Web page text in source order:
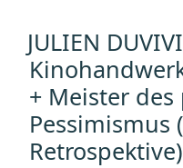
JULIEN
+ Meister
Pessimismus
Retrospektive)